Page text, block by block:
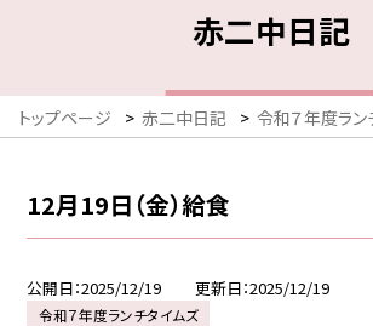
赤二中日記
トップページ > 赤二中日記 > 令和７年度ラン
12月19日（金）給食
公開日 2025/12/19 更新日 2025/12/19
令和７年度ランチタイムズ